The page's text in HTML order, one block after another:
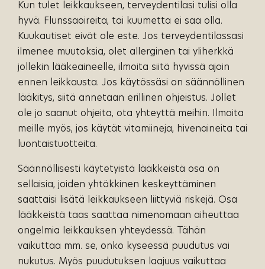
Kun tulet leikkaukseen, terveydentilasi tulisi olla
hyvä. Flunssaoireita, tai kuumetta ei saa olla.
Kuukautiset eivät ole este. Jos terveydentilassasi
ilmenee muutoksia, olet allerginen tai yliherkkä
jollekin lääkeaineelle, ilmoita siitä hyvissä ajoin
ennen leikkausta. Jos käytössäsi on säännöllinen
lääkitys, siitä annetaan erillinen ohjeistus. Jollet
ole jo saanut ohjeita, ota yhteyttä meihin. Ilmoita
meille myös, jos käytät vitamiineja, hivenaineita tai
luontaistuotteita.
Säännöllisesti käytetyistä lääkkeistä osa on
sellaisia, joiden yhtäkkinen keskeyttäminen
saattaisi lisätä leikkaukseen liittyviä riskejä. Osa
lääkkeistä taas saattaa nimenomaan aiheuttaa
ongelmia leikkauksen yhteydessä. Tähän
vaikuttaa mm. se, onko kyseessä puudutus vai
nukutus. Myös puudutuksen laajuus vaikuttaa